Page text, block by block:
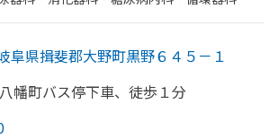
阜県揖斐郡大野町黒野６４５－１
幡町バス停下車、 徒歩１分